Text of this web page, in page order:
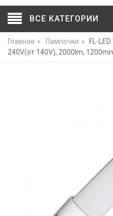
ВСЕ КАТЕГОРИИ
Главная » Лампочки »
FL-
240V(от 140V), 2000lm,